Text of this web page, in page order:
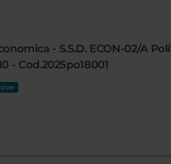
- S.S.D. ECON-02/A
- Cod.2025po18001